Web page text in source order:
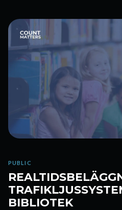
PUBLIC
BIBLIOTEK